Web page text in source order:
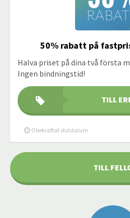
50% rabatt på
Halva priset på dina två första
Ingen bindningstid!
TILL
Obekräftat slutdatum
TILL